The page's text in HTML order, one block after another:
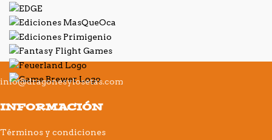
info@dragonesylosetas.com
INFORMACIÓN
Términos y condiciones